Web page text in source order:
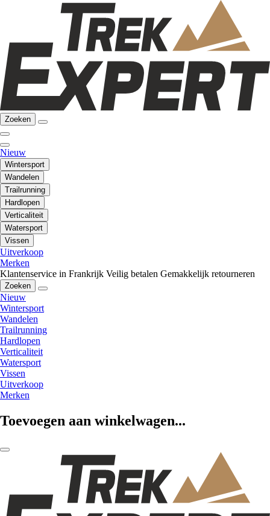
Zoeken
Nieuw
Wintersport
Wandelen
Trailrunning
Hardlopen
Verticaliteit
Watersport
Vissen
Uitverkoop
Merken
Klantenservice in Frankrijk Veilig betalen Gemakkelijk retourneren
Zoeken
Nieuw
Wintersport
Wandelen
Trailrunning
Hardlopen
Verticaliteit
Watersport
Vissen
Uitverkoop
Merken
Toevoegen aan winkelwagen...